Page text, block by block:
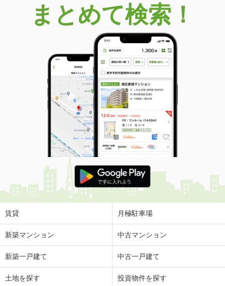
まとめて検索！
賃貸 月極駐車場
新築マンション 中古マンション
新築一戸建て 中古一戸建て
土地を探す 投資物件を探す